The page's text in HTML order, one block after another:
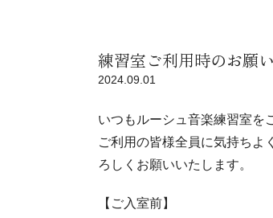
練習室ご利用時のお願い
2024.09.01
いつもルーシュ音楽練習室を
ご利用の皆様全員に気持ちよ
ろしくお願いいたします。
【ご入室前】